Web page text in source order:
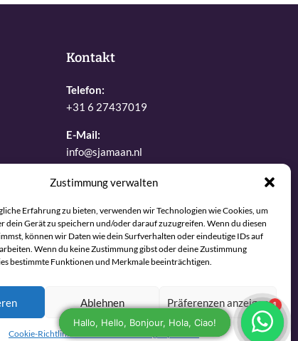
Zustimmung verwalten
Erfahrung zu bieten, verwenden wir Technologien wie Cookies, um
dein Gerät zu speichern und/oder darauf zuzugreifen. Wenn du diesen
können wir Daten wie dein Surfverhalten oder eindeutige IDs auf
Wenn du keine Zustimmung gibst oder deine Zustimmung
bestimmte Funktionen und Merkmale beeinträchtigen.
Ablehnen Präferenzen anzeigen
Cookie-Richtlinie
Kontakt
Telefon:
+31 6 27437019
E-Mail:
info@sjamaan.nl
Sehen Sie sich unsere Bewertungen an
Maintained and developed with joy by The Werks